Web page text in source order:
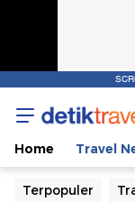
Home Travel
Terpopuler